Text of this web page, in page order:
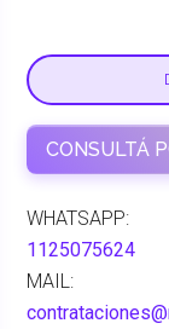
CONSULTÁ
WHATSAPP:
1125075624
MAIL: